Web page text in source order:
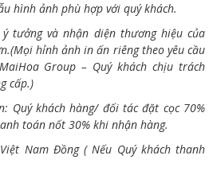
hình ảnh phù hợp với quý khách.
tưởng và nhận diện thương hiệu của
hỉnh ảnh in ấn riêng theo yêu cầu
Group – Quý khách chịu trách
cấp.)
Quý khách hàng/ đối tác đặt cọc 70%
toán nốt 30% khi nhận hàng.
Nam Đồng ( Nếu Quý khách thanh